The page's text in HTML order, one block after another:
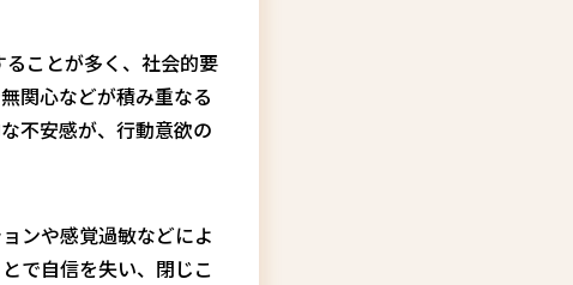
ことが多く、社会的要
関心などが積み重なる
不安感が、行動意欲の
ンや感覚過敏などによ
で自信を失い、閉じこ